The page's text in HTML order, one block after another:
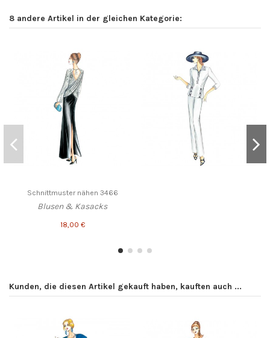
8 andere Artikel in der gleichen Kategorie:
Schnittmuster nähen 3466
Blusen & Kasacks
18,00 €
Kunden, die diesen Artikel gekauft haben, kauften auch ...